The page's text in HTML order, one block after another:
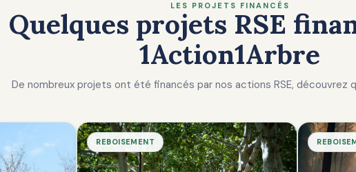
LES PROJETS FINANCÉS
Quelques projets RSE
1Action1Arbre
De nombreux projets ont été financés par nos actions RSE, découvrez
REBOISEMENT